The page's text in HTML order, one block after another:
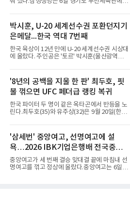
을 잡았다. 전반을 40-34로 앞선 경복고는 후반
다.B조에서는 용산고가 안양고를 98-71로 꺾고
대회 2연승을 달렸다.한편 남중
서 일본여자프로농구 2부 리그 아란마레에 54-
79로 졌다. 이다연이 14점을 넣었으나 20점 9리
바운드를 기록한 바이 쿰바 디야산을 앞세운 상
대를 넘지 못했다.이번 대회에 처음 출전한 아란
마레는 조별리그부터 결승까지 6전 전승을 거뒀
고, 디야산이 최우수선수(MVP)로 뽑혔다.
박시훈, U-20 세계선수권 포환던지기
은메달...한국 역대 7번째
한국 육상이 12년 만에 U-20 세계선수권 시상대
에 올랐다. 주인공은 '토르' 박시훈(울산광역시)
진 헤이워드 필드에서 열린 세계육상연맹(WA)
20세 이하 세계선수권 남자 포환던지기 결선에
서 20.31ｍ를 던져 2위에 올랐다. 우승자 알레산
드로 보르헤스(브라질)와는 4㎝ 차이였다.기록
의 의미는 크다. 1986년 시작된 이 대회에서 한
국이 따낸 메달은 은 1개와 동 5개뿐이다. 1992
년 이진일(800ｍ)의 은메달 이후 박재홍, 박재
7번째 메달리스트가 됐다.승부는 막판에 갈렸
다. 3차 시기에서 20.31ｍ로 선
'8년의 공백을 지울 한 판' 최두호, 핏
불 꺾으면 UFC 페더급 랭킹 복귀
한국 파이터 두 명이 같은 옥타곤에서 반등을 노
린다.최두호(35)와 유주상(32)은 9월 20일(한국
서 열리는 'UFC 331: 반 vs 판토자 2'에 출전해
각각 파트리시우 핏불(39·브라질), 마이클 애즈
웰 주니어(25·미국)와 맞선다.최두호의 목표는 8
년 만의 페더급 랭킹 재진입이다. 데뷔 후 3연속
KO승으로 11위까지 올랐던 그는 2018년 7월 순
위에서 빠졌고, 병역을 마치고 2023년 복귀한
뒤 1무에 이어 다시 3연속 KO승을 기록했다.상
'삼세번' 중앙여고, 선명여고에 설
욕…2026 IBK기업은행배 전국중고
배구대회 우승
중앙여고가 세 번째 결승 맞대결 끝에 마침내 선
명여고를 꺾고 정상에 올랐다.중앙여고는 6일